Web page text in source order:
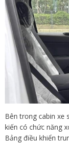
Bên trong cabin xe
kiến có chức năng
Bảng điều khiển